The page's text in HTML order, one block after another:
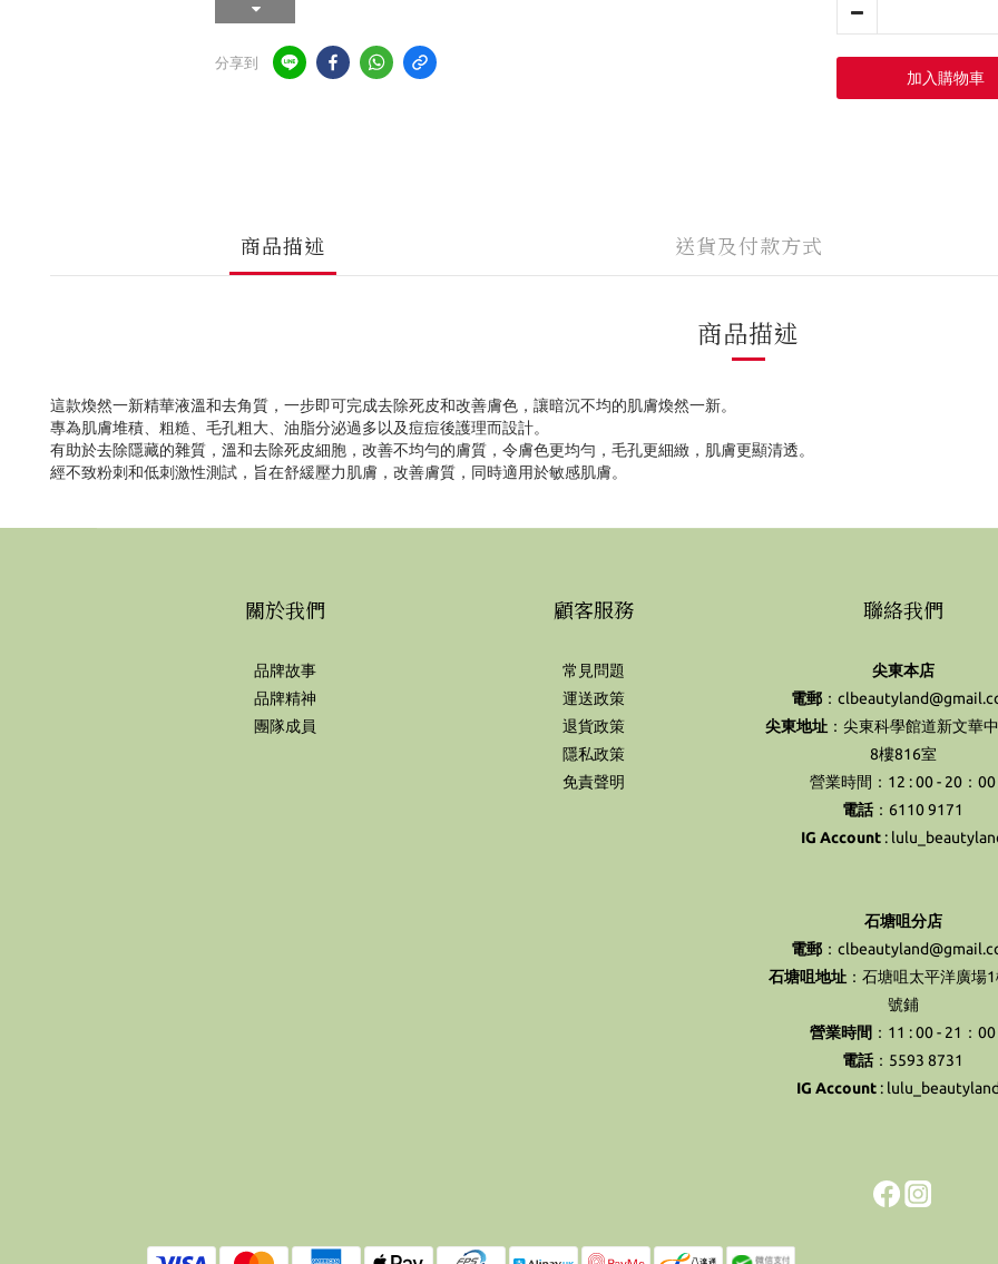
分享到
加入購物車
商品描述 送貨及付款方式
商品描述
這款煥然一新精華液溫和去角質，一步即可完成去除死皮和改善膚色，讓暗沉不均的肌膚煥然一新。
專為肌膚堆積、粗糙、毛孔粗大、油脂分泌過多以及痘痘後護理而設計。
有助於去除隱藏的雜質，溫和去除死皮細胞，改善不均勻的膚質，令膚色更均勻，毛孔更細緻，肌膚更顯清透。
經不致粉刺和低刺激性測試，旨在舒緩壓力肌膚，改善膚質，同時適用於敏感肌膚。
關於我們
品牌故事
品牌精神
團隊成員
顧客服務
常見問題
運送政策
退貨政策
隱私政策
免責聲明
聯絡我們
尖東本店
電郵：
尖東地址 ：尖東科學館道新文華
8樓816室
營業時間：12 : 00 - 20：00
電話：6110 9171
IG Account :
石塘咀分店
電郵：
石塘咀地址：石塘咀太平洋廣場
號鋪
營業時間 ：11 : 00 - 21：00
電話：5593 8731
IG Account :